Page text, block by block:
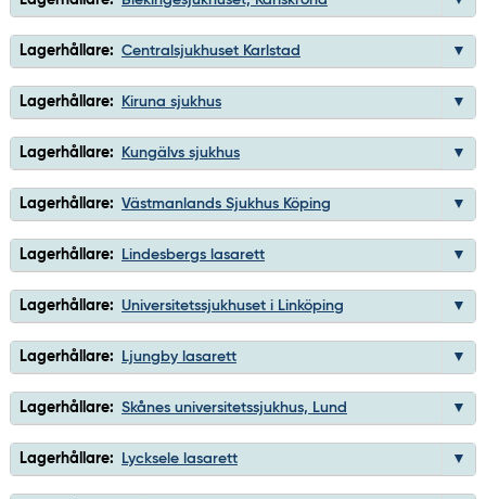
Lagerhållare: Centralsjukhuset Karlstad
Lagerhållare: Kiruna sjukhus
Lagerhållare: Kungälvs sjukhus
Lagerhållare: Västmanlands Sjukhus Köping
Lagerhållare: Lindesbergs lasarett
Lagerhållare: Universitetssjukhuset i Linköping
Lagerhållare: Ljungby lasarett
Lagerhållare: Skånes universitetssjukhus, Lund
Lagerhållare: Lycksele lasarett